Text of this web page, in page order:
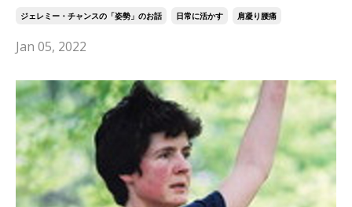
ジェレミー・チャンスの「姿勢」のお話 日常に活かす 肩凝り腰痛
Jan 05, 2022